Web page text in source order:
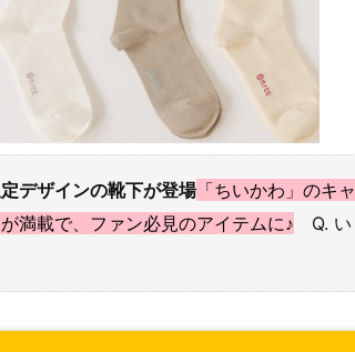
デザインの靴下が登場 「ちいかわ」のキャ
満載で、ファン必見のアイテムに♪ Q. い